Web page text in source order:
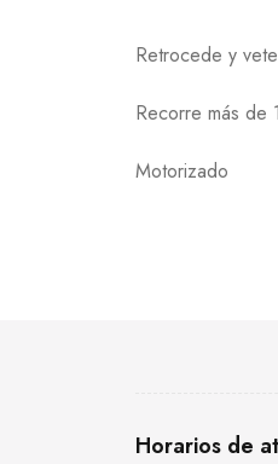
Retrocede y vete
Recorre más de
Motorizado
Horarios de